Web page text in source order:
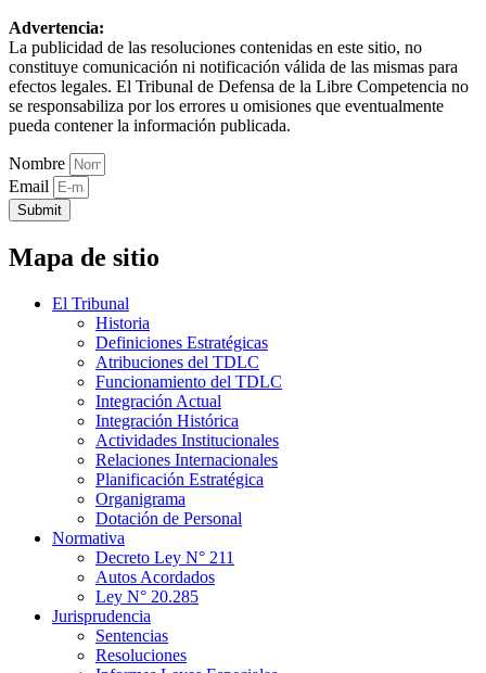
Advertencia:
La publicidad de las resoluciones contenidas en este sitio, no
constituye comunicación ni notificación válida de las mismas para
efectos legales. El Tribunal de Defensa de la Libre Competencia no
se responsabiliza por los errores u omisiones que eventualmente
pueda contener la información publicada.
Nombre
Email
Submit
Mapa de sitio
El Tribunal
Historia
Definiciones Estratégicas
Atribuciones del TDLC
Funcionamiento del TDLC
Integración Actual
Integración Histórica
Actividades Institucionales
Relaciones Internacionales
Planificación Estratégica
Organigrama
Dotación de Personal
Normativa
Decreto Ley N° 211
Autos Acordados
Ley N° 20.285
Jurisprudencia
Sentencias
Resoluciones